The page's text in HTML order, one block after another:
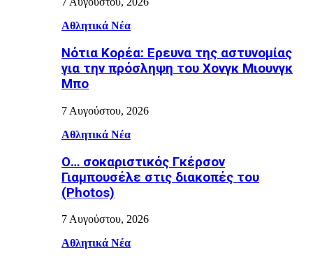
Αθλητικά Νέα
Νότια Κορέα: Ερευνα της αστυνομίας
για την πρόσληψη του Χονγκ Μιουνγκ
Μπo
7 Αυγούστου, 2026
Αθλητικά Νέα
Ο… σοκαριστικός Γκέρσον
Γιαμπουσέλε στις διακοπές του
(Photos)
7 Αυγούστου, 2026
Αθλητικά Νέα